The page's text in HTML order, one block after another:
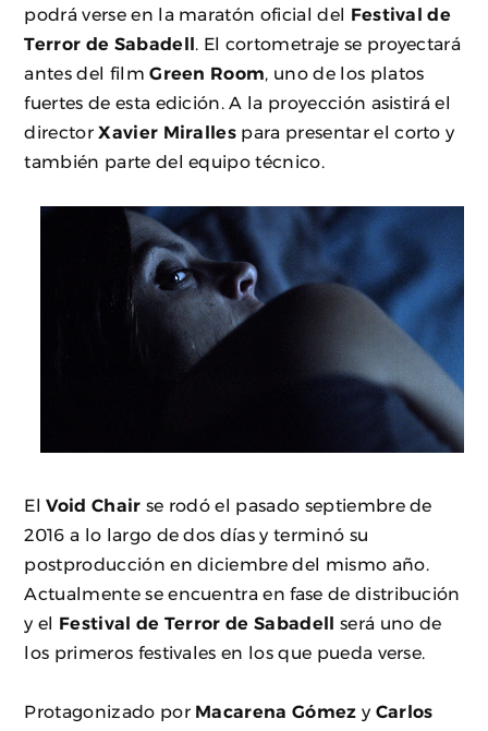
podrá verse en la maratón oficial del Festival de
Terror de Sabadell
. El cortometraje se proyectará
antes del filmGreen Room , uno de los platos
fuertes de esta edición. A la proyección asistirá el
directorXavier Miralles para presentar el corto y
también parte del equipo técnico.
ElVoid Chair se rodó el pasado septiembre de
2016 a lo largo de dos días y terminó su
postproducción en diciembre del mismo año.
Actualmente se encuentra en fase de distribución
y el Festival de Terror de Sabadell será uno de
los primeros festivales en los que pueda verse.
Protagonizado por Macarena Gómez y Carlos